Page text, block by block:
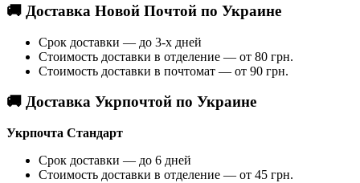
🚚 Доставка Новой Почтой по Украине
Срок доставки — до 3-х дней
Стоимость доставки в отделение — от 80 грн.
Стоимость доставки в почтомат — от 90 грн.
🚚 Доставка Укрпочтой по Украине
Укрпочта Стандарт
Срок доставки — до 6 дней
Стоимость доставки в отделение — от 45 грн.